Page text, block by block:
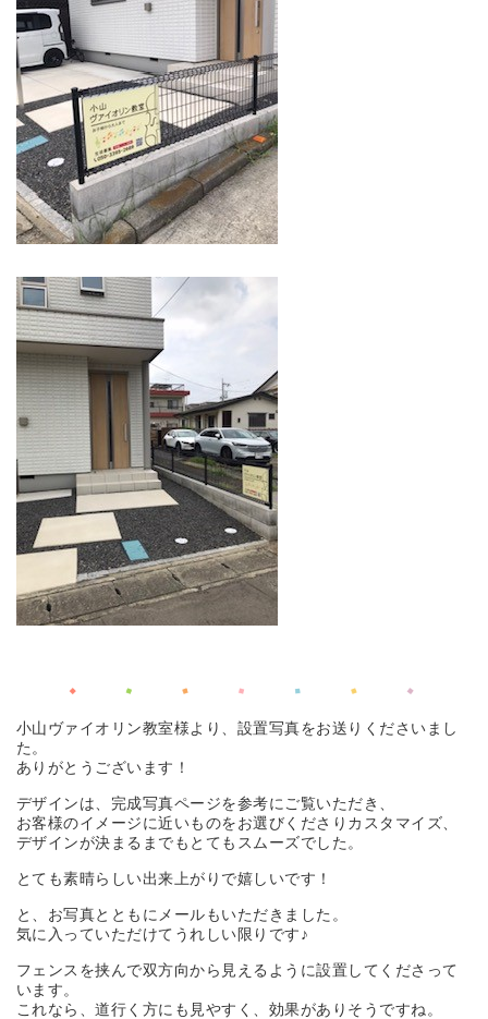
小山ヴァイオリン教室様より、設置写真をお送りくださいまし
た。
ありがとうございます！
デザインは、完成写真ページを参考にご覧いただき、
お客様のイメージに近いものをお選びくださりカスタマイズ、
デザインが決まるまでもとてもスムーズでした。
とても素晴らしい出来上がりで嬉しいです！
と、お写真とともにメールもいただきました。
気に入っていただけてうれしい限りです♪
フェンスを挟んで双方向から見えるように設置してくださって
います。
これなら、道行く方にも見やすく、効果がありそうですね。